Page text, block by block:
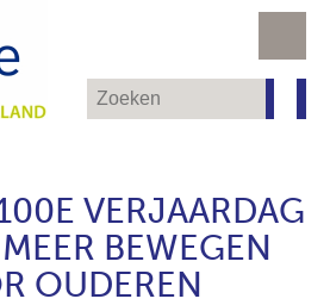
VERJAARDAG
BEWEGEN
OUDEREN